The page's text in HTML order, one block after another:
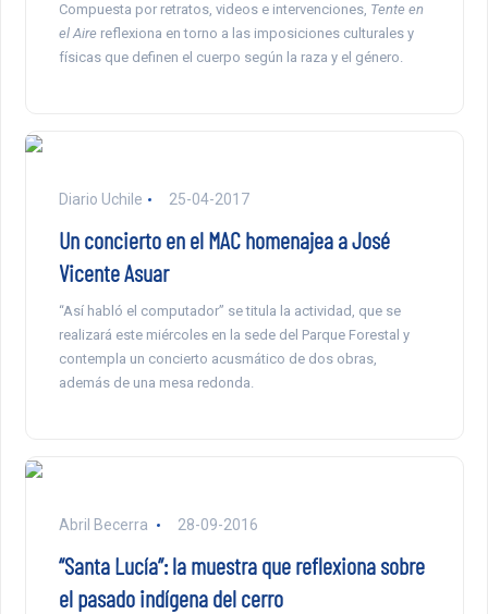
Compuesta por retratos, videos e intervenciones, Tente en
el Aire reflexiona en torno a las imposiciones culturales y
físicas que definen el cuerpo según la raza y el género.
Diario Uchile 25-04-2017
Un concierto en el MAC homenajea a José
Vicente Asuar
“Así habló el computador” se titula la actividad, que se
realizará este miércoles en la sede del Parque Forestal y
contempla un concierto acusmático de dos obras,
además de una mesa redonda.
Abril Becerra 28-09-2016
“Santa Lucía”: la muestra que reflexiona sobre
el pasado indígena del cerro